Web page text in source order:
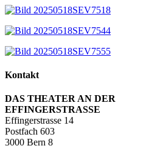
Kontakt
DAS THEATER AN DER
EFFINGERSTRASSE
Effingerstrasse 14
Postfach 603
3000 Bern 8